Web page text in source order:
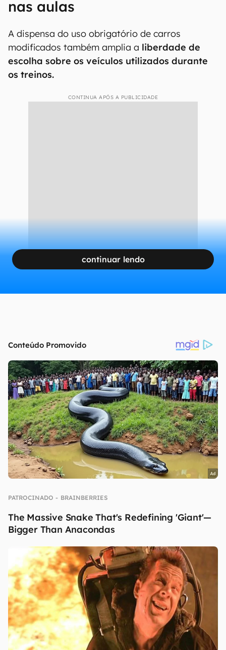
nas aulas
A dispensa do uso obrigatório de carros
modificados também amplia a liberdade de
escolha sobre os veículos utilizados durante
os treinos.
CONTINUA APÓS A PUBLICIDADE
continuar lendo